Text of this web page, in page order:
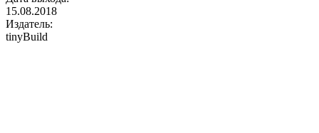
15.08.2018
Издатель:
tinyBuild